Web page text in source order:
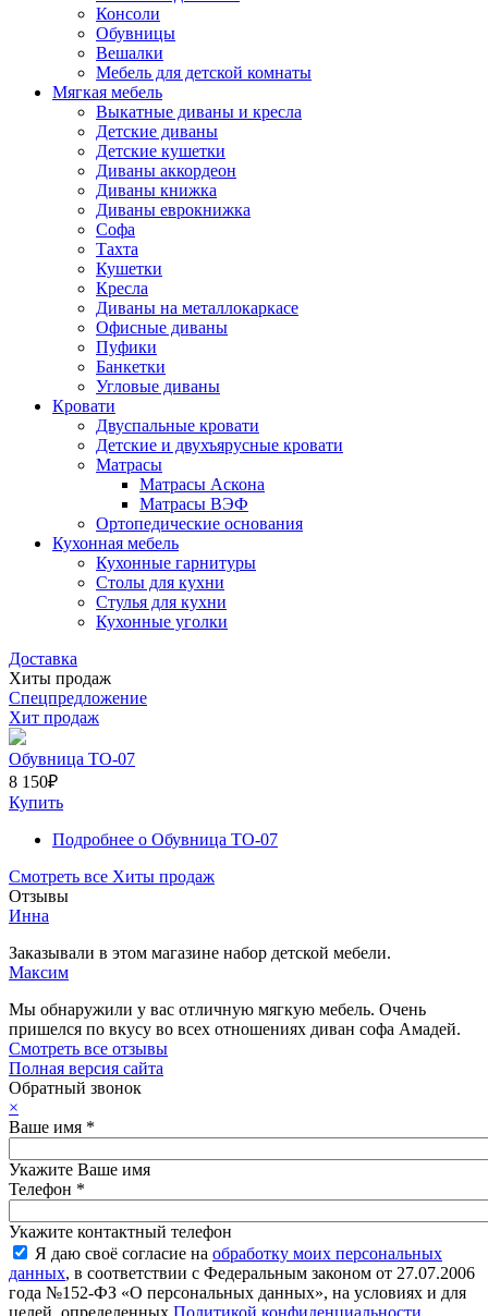
Консоли
Обувницы
Вешалки
Мебель для детской комнаты
Мягкая мебель
Выкатные диваны и кресла
Детские диваны
Детские кушетки
Диваны аккордеон
Диваны книжка
Диваны еврокнижка
Софа
Тахта
Кушетки
Кресла
Диваны на металлокаркасе
Офисные диваны
Пуфики
Банкетки
Угловые диваны
Кровати
Двуспальные кровати
Детские и двухъярусные кровати
Матрасы
Матрасы Аскона
Матрасы ВЭФ
Ортопедические основания
Кухонная мебель
Кухонные гарнитуры
Столы для кухни
Стулья для кухни
Кухонные уголки
Доставка
Хиты продаж
Спецпредложение
Хит продаж
Обувница ТО-07
8 150₽
Купить
Подробнее о Обувница ТО-07
Смотреть все Хиты продаж
Отзывы
Инна
Заказывали в этом магазине набор детской мебели.
Максим
Мы обнаружили у вас отличную мягкую мебель. Очень
пришелся по вкусу во всех отношениях диван софа Амадей.
Смотреть все отзывы
Полная версия сайта
Обратный звонок
×
Ваше имя *
Укажите Ваше имя
Телефон *
Укажите контактный телефон
Я даю своё согласие на обработку моих персональных
данных, в соответствии с Федеральным законом от 27.07.2006
года №152-ФЗ «О персональных данных», на условиях и для
целей, определенных Политикой конфиденциальности